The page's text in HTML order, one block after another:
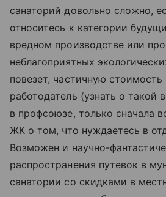
санаторий довольно сложно,
относитесь к категории
вредном производстве или
неблагоприятных
повезет, частичную
работодатель (узнать о
в профсоюзе, только сначала
ЖК о том, что нуждаетесь в
Возможен и научно-
распространения путевок в
санатории со скидками в